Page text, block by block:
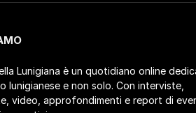
Lunigiana è un quotidiano online
lunigianese e non solo. Con interviste,
video, approfondimenti e report di